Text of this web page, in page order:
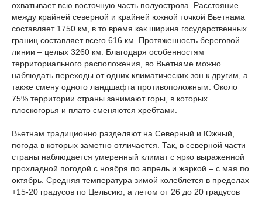
охватывает всю восточную часть полуострова. Расстояние
между крайней северной и крайней южной точкой Вьетнама
составляет 1750 км, в то время как ширина государственных
границ составляет всего 616 км. Протяженность береговой
линии – целых 3260 км. Благодаря особенностям
территориального расположения, во Вьетнаме можно
наблюдать переходы от одних климатических зон к другим, а
также смену одного ландшафта противоположным. Около
75% территории страны занимают горы, в которых
плоскогорья и плато сменяются хребтами.
Вьетнам традиционно разделяют на Северный и Южный,
погода в которых заметно отличается. Так, в северной части
страны наблюдается умеренный климат с ярко выраженной
прохладной погодой с ноября по апрель и жаркой – с мая по
октябрь. Средняя температура зимой колеблется в пределах
+15-20 градусов по Цельсию, а летом от 26 до 20 градусов